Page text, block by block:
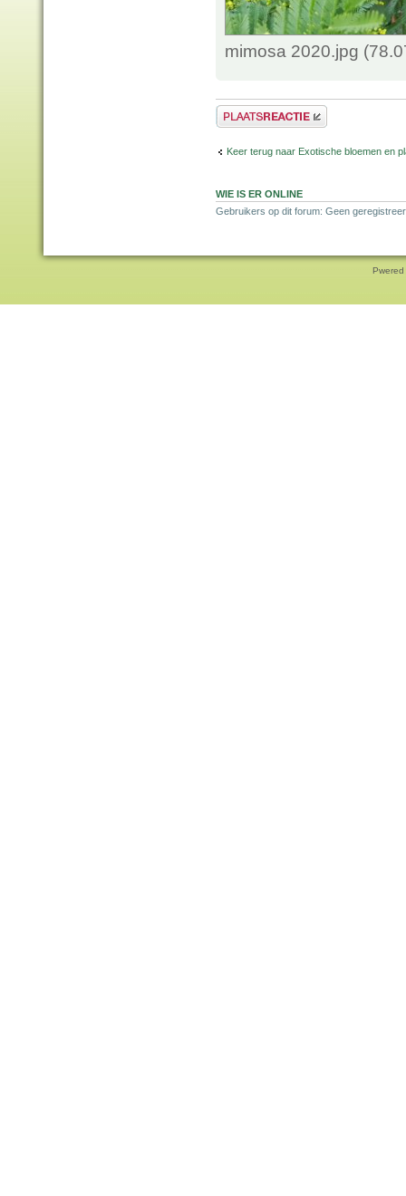
mimosa 2020.jpg
Plaats een reactie
Keer terug naar Exotische bloemen en
WIE IS ER ONLINE
Gebruikers op dit forum: Geen